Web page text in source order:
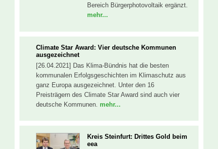
Bereich Bürgerphotovoltaik ergänzt.
mehr...
Climate Star Award: Vier deutsche Kommunen
ausgezeichnet
[26.04.2021] Das Klima-Bündnis hat die besten
kommunalen Erfolgsgeschichten im Klimaschutz aus
ganz Europa ausgezeichnet. Unter den 16
Preisträgern des Climate Star Award sind auch vier
deutsche Kommunen. mehr...
Kreis Steinfurt: Drittes Gold beim
eea